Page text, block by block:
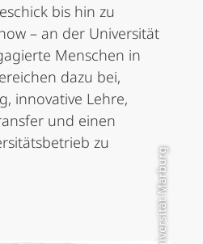
bis hin zu
– an der Universität
Menschen in
dazu bei,
innovative Lehre,
und einen
zu